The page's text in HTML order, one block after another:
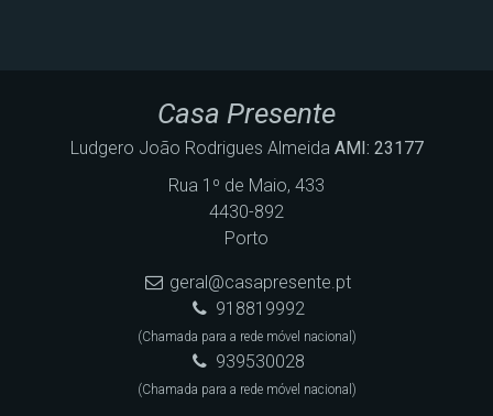
Casa Presente
Ludgero João Rodrigues Almeida AMI: 23177
Rua 1º de Maio, 433
4430-892
Porto
geral@casapresente.pt
918819992
(Chamada para a rede móvel nacional)
939530028
(Chamada para a rede móvel nacional)